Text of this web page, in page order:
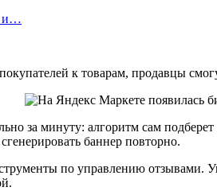
и…
к товарам, продавцы
за минуту: алгоритм сам
баннер повторно.
по управлению отзывами.